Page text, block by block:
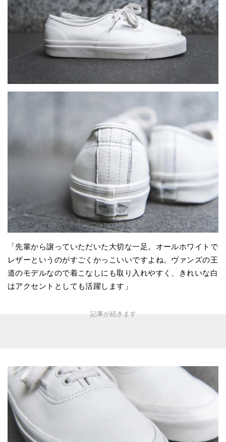
「先輩から譲っていただいた大切な一足。オールホワイトで
レザーというのがすごくかっこいいですよね。ヴァンズの王
道のモデルなので着こなしにも取り入れやすく、きれいな白
はアクセントとしても活躍します」